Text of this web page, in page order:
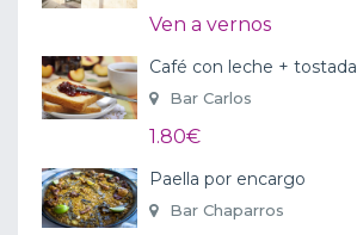
Ven a vernos
Café con leche + tostada
Bar Carlos
1.80€
Paella por encargo
Bar Chaparros